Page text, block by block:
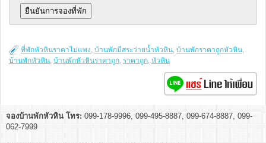
ที่พักหัวหินราคาไม่แพง, บ้านพักมีสระว่ายน้ำหัวหิน, บ้านพักราคาถูกหัวหิน,
บ้านพักหัวหิน, บ้านพักหัวหินราคาถูก, ราคาถูก, หัวหิน
จองบ้านพักหัวหิน โทร: 099-178-9996, 099-495-8887, 099-674-8887, 099-
062-7999